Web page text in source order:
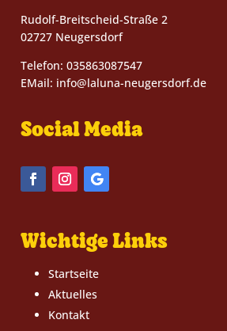
Rudolf-Breitscheid-Straße 2
02727 Neugersdorf
Telefon: 035863087547
EMail: info@laluna-neugersdorf.de
Social Media
Wichtige Links
Startseite
Aktuelles
Kontakt